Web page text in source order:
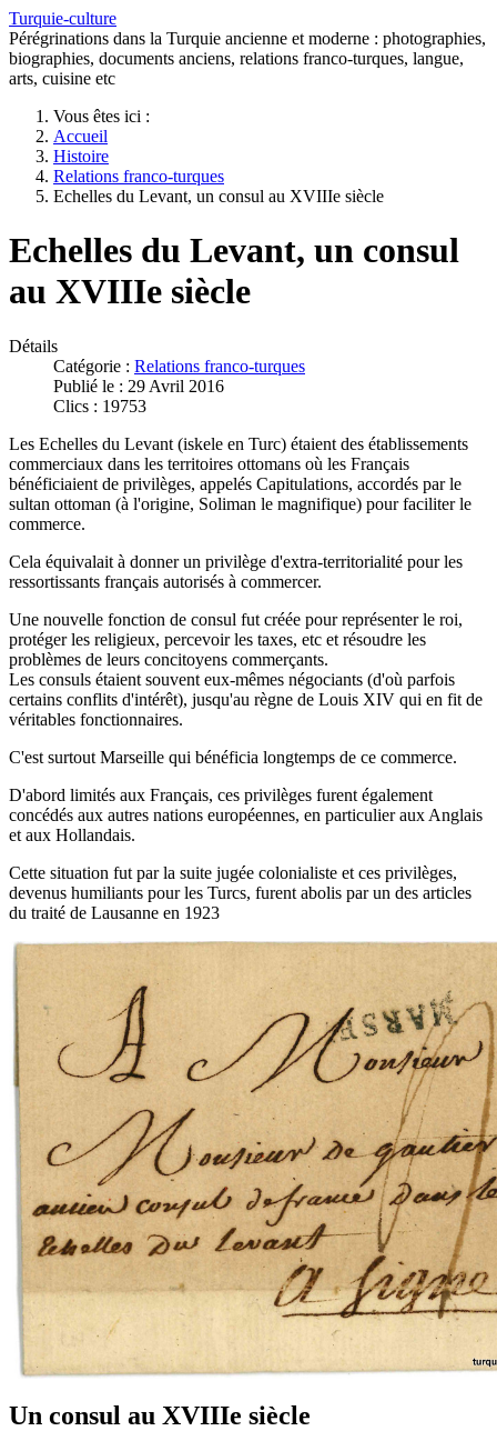
Turquie-culture
Pérégrinations dans la Turquie ancienne et moderne : photographies,
biographies, documents anciens, relations franco-turques, langue,
arts, cuisine etc
Vous êtes ici :
Accueil
Histoire
Relations franco-turques
Echelles du Levant, un consul au XVIIIe siècle
Echelles du Levant, un consul
au XVIIIe siècle
Détails
Catégorie : Relations franco-turques
Publié le : 29 Avril 2016
Clics : 19753
Les Echelles du Levant (iskele en Turc) étaient des établissements
commerciaux dans les territoires ottomans où les Français
bénéficiaient de privilèges, appelés Capitulations, accordés par le
sultan ottoman (à l'origine, Soliman le magnifique) pour faciliter le
commerce.
Cela équivalait à donner un privilège d'extra-territorialité pour les
ressortissants français autorisés à commercer.
Une nouvelle fonction de consul fut créée pour représenter le roi,
protéger les religieux, percevoir les taxes, etc et résoudre les
problèmes de leurs concitoyens commerçants.
Les consuls étaient souvent eux-mêmes négociants (d'où parfois
certains conflits d'intérêt), jusqu'au règne de Louis XIV qui en fit de
véritables fonctionnaires.
C'est surtout Marseille qui bénéficia longtemps de ce commerce.
D'abord limités aux Français, ces privilèges furent également
concédés aux autres nations européennes, en particulier aux Anglais
et aux Hollandais.
Cette situation fut par la suite jugée colonialiste et ces privilèges,
devenus humiliants pour les Turcs, furent abolis par un des articles
du traité de Lausanne en 1923
Un consul au XVIIIe siècle